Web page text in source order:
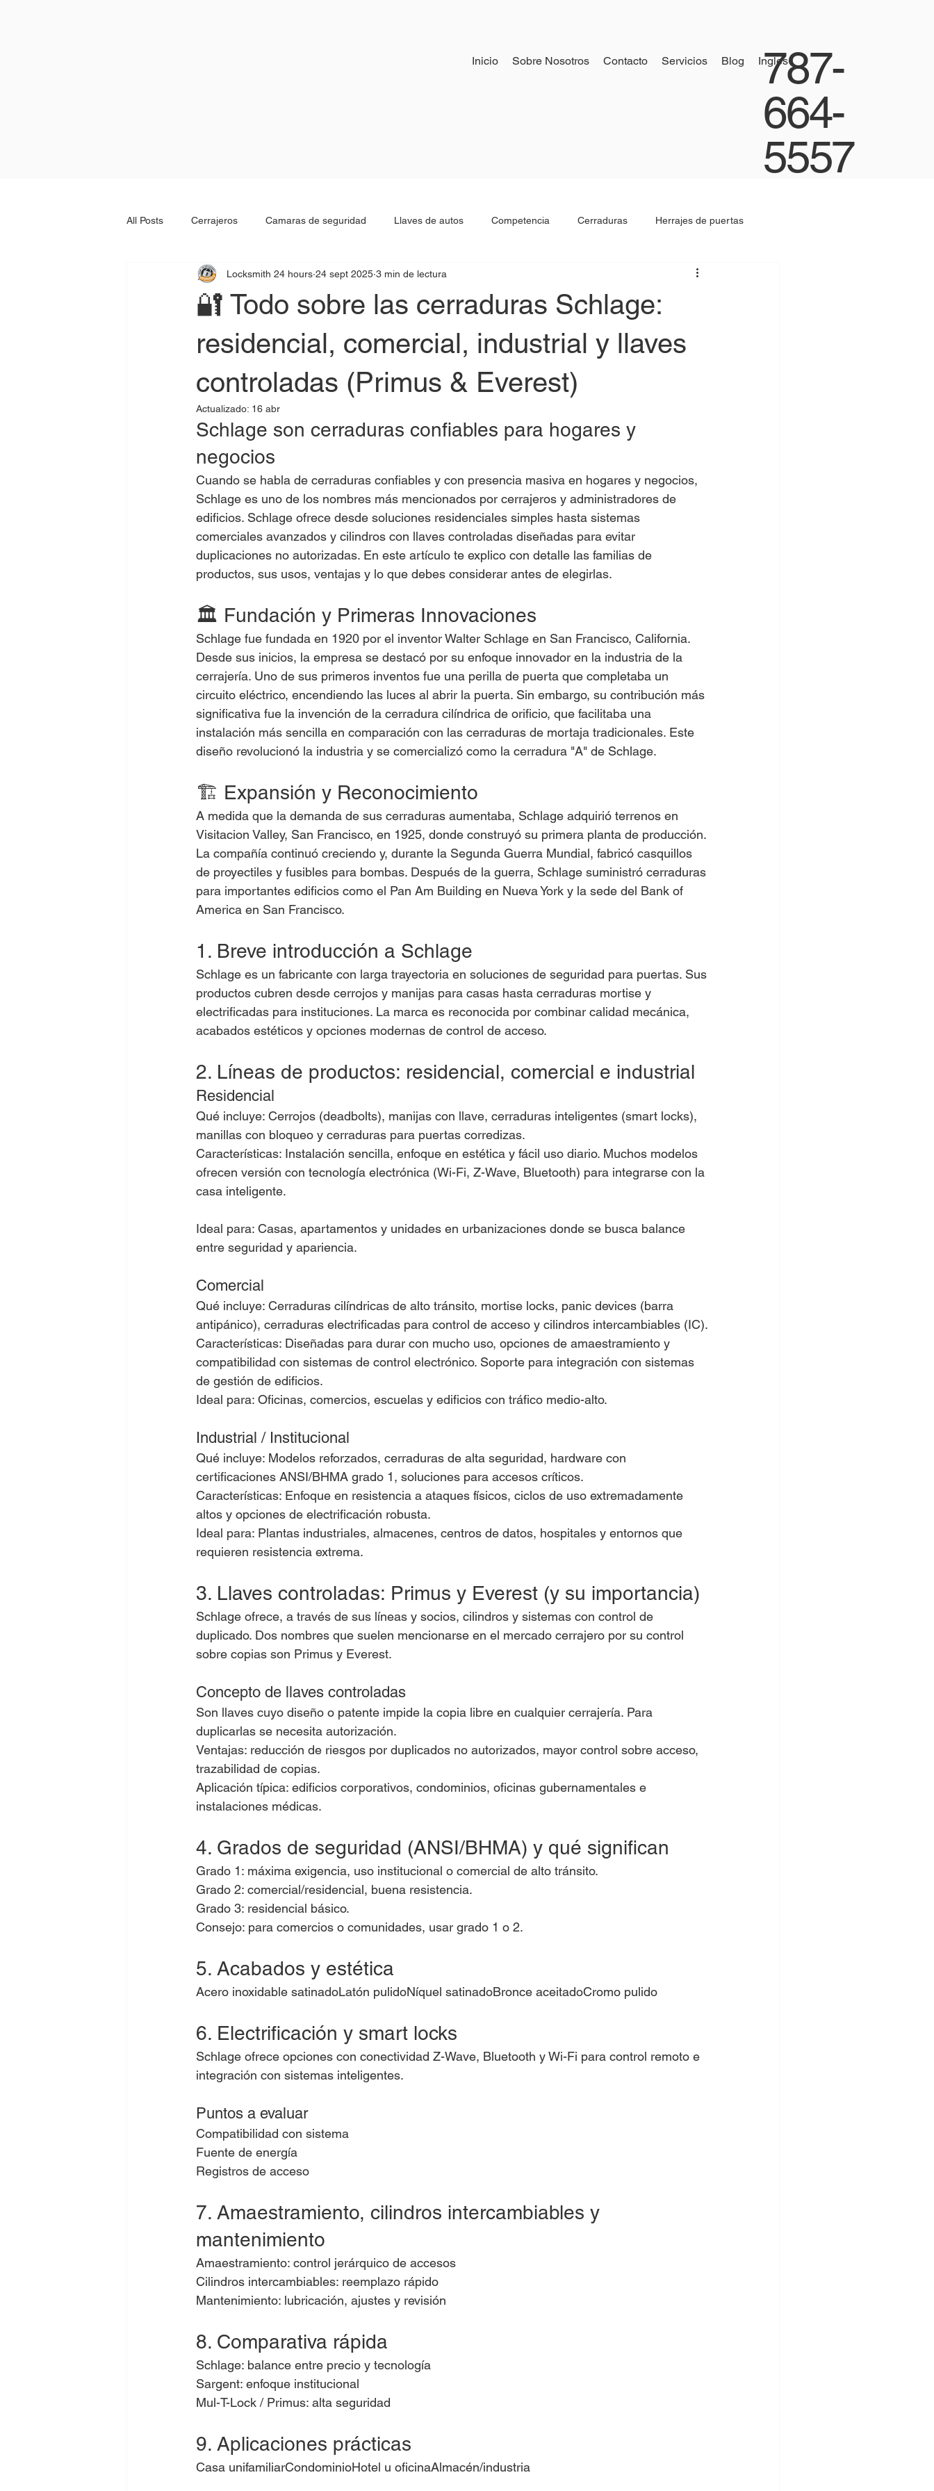
Inicio Sobre Nosotros Contacto Servicios Blog Ingles
787-
664-
5557
All Posts Cerrajeros Camaras de seguridad Llaves de autos Competencia Cerraduras Herrajes de puertas
Locksmith 24 hours Abrir autos Historia cerrajeria
🔐 Todo sobre las cerraduras Schlage:
residencial, comercial, industrial y llaves
controladas (Primus & Everest)
Locksmith 24 hours 24 sept 2025 3 min de lectura
Actualizado: 16 abr
Schlage son cerraduras confiables para hogares y
negocios
Cuando se habla de cerraduras confiables y con presencia masiva en hogares y negocios,
Schlage es uno de los nombres más mencionados por cerrajeros y administradores de
edificios. Schlage ofrece desde soluciones residenciales simples hasta sistemas
comerciales avanzados y cilindros con llaves controladas diseñadas para evitar
duplicaciones no autorizadas. En este artículo te explico con detalle las familias de
productos, sus usos, ventajas y lo que debes considerar antes de elegirlas.
🏛 Fundación y Primeras Innovaciones
Schlage fue fundada en 1920 por el inventor Walter Schlage en San Francisco, California.
Desde sus inicios, la empresa se destacó por su enfoque innovador en la industria de la
cerrajería. Uno de sus primeros inventos fue una perilla de puerta que completaba un
circuito eléctrico, encendiendo las luces al abrir la puerta. Sin embargo, su contribución más
significativa fue la invención de la cerradura cilíndrica de orificio, que facilitaba una
instalación más sencilla en comparación con las cerraduras de mortaja tradicionales. Este
diseño revolucionó la industria y se comercializó como la cerradura "A" de Schlage.
🏗 Expansión y Reconocimiento
A medida que la demanda de sus cerraduras aumentaba, Schlage adquirió terrenos en
Visitacion Valley, San Francisco, en 1925, donde construyó su primera planta de producción.
La compañía continuó creciendo y, durante la Segunda Guerra Mundial, fabricó casquillos
de proyectiles y fusibles para bombas. Después de la guerra, Schlage suministró cerraduras
para importantes edificios como el Pan Am Building en Nueva York y la sede del Bank of
America en San Francisco.
1. Breve introducción a Schlage
Schlage es un fabricante con larga trayectoria en soluciones de seguridad para puertas. Sus
productos cubren desde cerrojos y manijas para casas hasta cerraduras mortise y
electrificadas para instituciones. La marca es reconocida por combinar calidad mecánica,
acabados estéticos y opciones modernas de control de acceso.
2. Líneas de productos: residencial, comercial e industrial
Residencial
Qué incluye: Cerrojos (deadbolts), manijas con llave, cerraduras inteligentes (smart locks),
manillas con bloqueo y cerraduras para puertas corredizas.
Características: Instalación sencilla, enfoque en estética y fácil uso diario. Muchos modelos
ofrecen versión con tecnología electrónica (Wi-Fi, Z-Wave, Bluetooth) para integrarse con la
casa inteligente.
Ideal para: Casas, apartamentos y unidades en urbanizaciones donde se busca balance
entre seguridad y apariencia.
Comercial
Qué incluye: Cerraduras cilíndricas de alto tránsito, mortise locks, panic devices (barra
antipánico), cerraduras electrificadas para control de acceso y cilindros intercambiables (IC).
Características: Diseñadas para durar con mucho uso, opciones de amaestramiento y
compatibilidad con sistemas de control electrónico. Soporte para integración con sistemas
de gestión de edificios.
Ideal para: Oficinas, comercios, escuelas y edificios con tráfico medio-alto.
Industrial / Institucional
Qué incluye: Modelos reforzados, cerraduras de alta seguridad, hardware con
certificaciones ANSI/BHMA grado 1, soluciones para accesos críticos.
Características: Enfoque en resistencia a ataques físicos, ciclos de uso extremadamente
altos y opciones de electrificación robusta.
Ideal para: Plantas industriales, almacenes, centros de datos, hospitales y entornos que
requieren resistencia extrema.
3. Llaves controladas: Primus y Everest (y su importancia)
Schlage ofrece, a través de sus líneas y socios, cilindros y sistemas con control de
duplicado. Dos nombres que suelen mencionarse en el mercado cerrajero por su control
sobre copias son Primus y Everest.
Concepto de llaves controladas
Son llaves cuyo diseño o patente impide la copia libre en cualquier cerrajería. Para
duplicarlas se necesita autorización.
Ventajas: reducción de riesgos por duplicados no autorizados, mayor control sobre acceso,
trazabilidad de copias.
Aplicación típica: edificios corporativos, condominios, oficinas gubernamentales e
instalaciones médicas.
4. Grados de seguridad (ANSI/BHMA) y qué significan
Grado 1: máxima exigencia, uso institucional o comercial de alto tránsito.
Grado 2: comercial/residencial, buena resistencia.
Grado 3: residencial básico.
Consejo: para comercios o comunidades, usar grado 1 o 2.
5. Acabados y estética
Acero inoxidable satinadoLatón pulidoNíquel satinadoBronce aceitadoCromo pulido
6. Electrificación y smart locks
Schlage ofrece opciones con conectividad Z-Wave, Bluetooth y Wi-Fi para control remoto e
integración con sistemas inteligentes.
Puntos a evaluar
Compatibilidad con sistema
Fuente de energía
Registros de acceso
7. Amaestramiento, cilindros intercambiables y
mantenimiento
Amaestramiento: control jerárquico de accesos
Cilindros intercambiables: reemplazo rápido
Mantenimiento: lubricación, ajustes y revisión
8. Comparativa rápida
Schlage: balance entre precio y tecnología
Sargent: enfoque institucional
Mul-T-Lock / Primus: alta seguridad
9. Aplicaciones prácticas
Casa unifamiliarCondominioHotel u oficinaAlmacén/industria